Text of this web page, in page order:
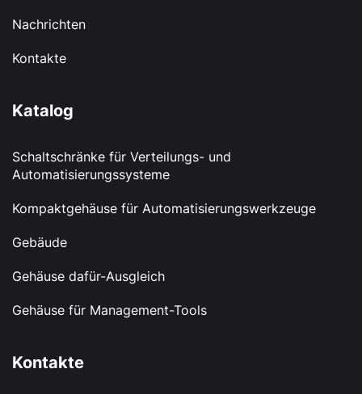
Nachrichten
Kontakte
Katalog
Schaltschränke für Verteilungs- und
Automatisierungssysteme
Kompaktgehäuse für Automatisierungswerkzeuge
Gebäude
Gehäuse dafür-Ausgleich
Gehäuse für Management-Tools
Kontakte